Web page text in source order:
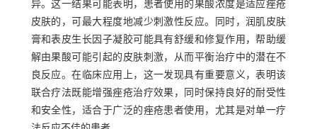
异。这一结果可能表明，患者使用的果酸浓度是适应痤疮
皮肤的，可最大程度地减少刺激性反应。同时，润肌皮肤
膏和表皮生长因子凝胶可能具有舒缓和修复作用，帮助缓
解由果酸可能引起的皮肤刺激，从而平衡治疗中的潜在不
良反应。在临床应用上，这一发现具有重要意义，表明该
联合疗法既能增强痤疮治疗效果，同时保持良好的耐受性
和安全性，适合于广泛的痤疮患者使用，尤其是对单一疗